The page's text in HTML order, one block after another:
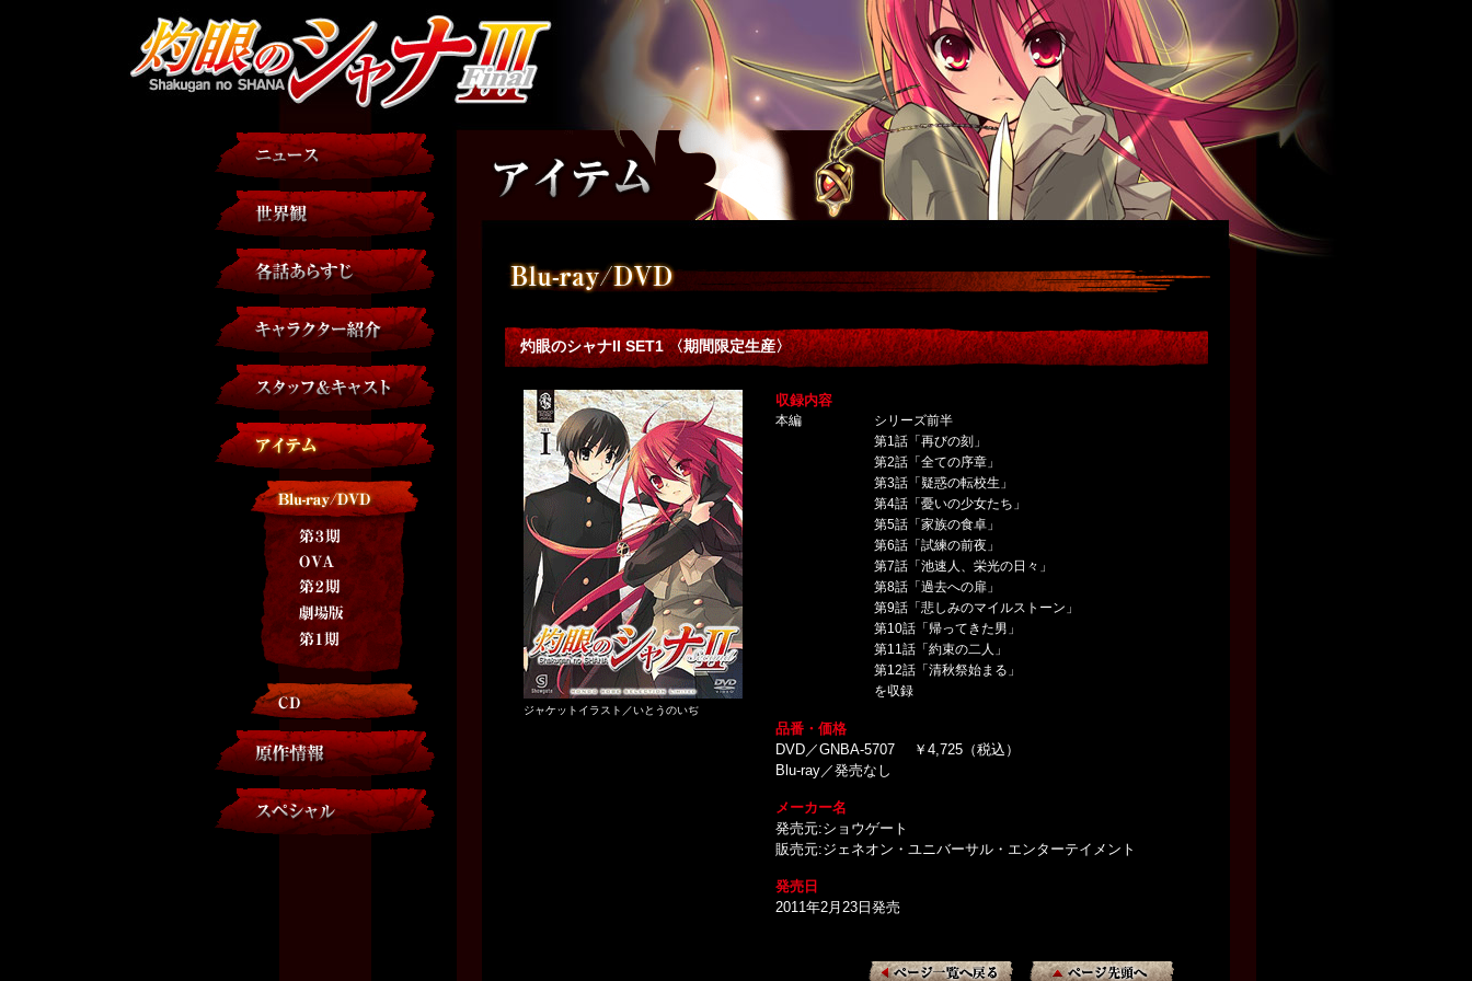
灼眼のシャナII SET1 〈期間限定生産〉
ジャケットイラスト／いとうのいぢ
収録内容
本編
シリーズ前半
第1話「再びの刻」
第2話「全ての序章」
第3話「疑惑の転校生」
第4話「憂いの少女たち」
第5話「家族の食卓」
第6話「試練の前夜」
第7話「池速人、栄光の日々」
第8話「過去への扉」
第9話「悲しみのマイルストーン」
第10話「帰ってきた男」
第11話「約束の二人」
第12話「清秋祭始まる」
を収録
品番・価格
DVD／GNBA-5707 ￥4,725（税込）
Blu-ray／発売なし
メーカー名
発売元:ショウゲート
販売元:ジェネオン・ユニバーサル・エンターテイメント
発売日
2011年2月23日発売